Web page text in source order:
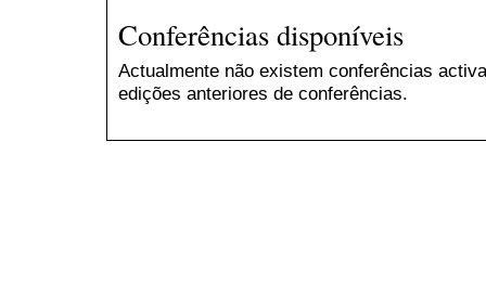
Conferências disponíveis
Actualmente não existem conferências
edições anteriores de conferências.